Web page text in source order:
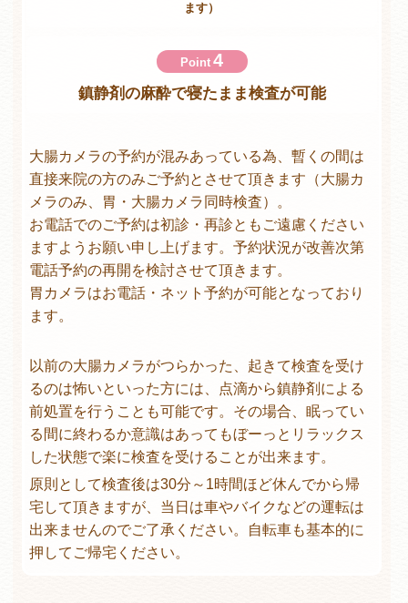
ます）
Point 4
鎮静剤の麻酔で寝たまま検査が可能
大腸カメラの予約が混みあっている為、暫くの間は
直接来院の方のみご予約とさせて頂きます（大腸カ
メラのみ、胃・大腸カメラ同時検査）。
お電話でのご予約は初診・再診ともご遠慮ください
ますようお願い申し上げます。予約状況が改善次第
電話予約の再開を検討させて頂きます。
胃カメラはお電話・ネット予約が可能となっており
ます。
以前の大腸カメラがつらかった、起きて検査を受け
るのは怖いといった方には、点滴から鎮静剤による
前処置を行うことも可能です。その場合、眠ってい
る間に終わるか意識はあってもぼーっとリラックス
した状態で楽に検査を受けることが出来ます。
原則として検査後は30分～1時間ほど休んでから帰
宅して頂きますが、当日は車やバイクなどの運転は
出来ませんのでご了承ください。自転車も基本的に
押してご帰宅ください。